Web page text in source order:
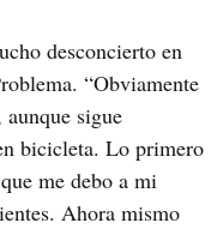
desconcierto en
“Obviamente
sigue
bicicleta. Lo primero
me debo a mi
Ahora mismo